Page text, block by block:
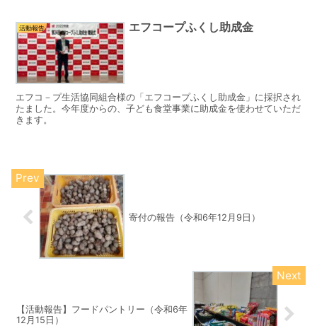
活動報告 エフコープふくし助成金
エフコ－プ生活協同組合様の「エフコープふくし助成金」に採択され
たました。今年度からの、子ども食堂事業に助成金を使わせていただ
きます。
寄付の報告（令和6年12月9日）
【活動報告】フードパントリー（令和6年
12月15日）